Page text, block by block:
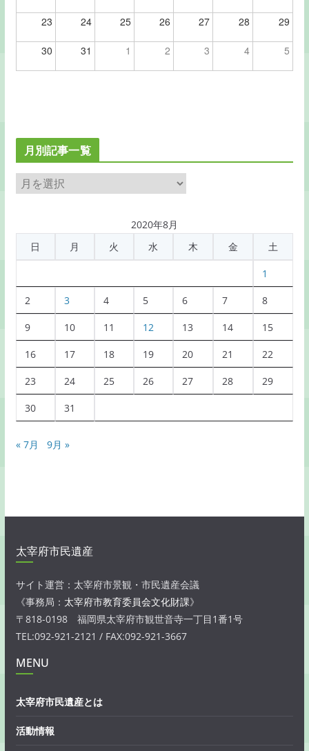
23 24 25 26 27 28 29
30 31 1 2 3 4 5
月別記事一覧
月
別
事
2020年8月
日
月 火 水 木 金 土
1
2 3 4 5 6 7 8
9 10 11 12 13 14 15
16 17 18 19 20 21 22
23 24 25 26 27 28 29
30 31
« 7月 9月 »
太宰府市民遺産
サイト運営：太宰府市景観・市民遺産会議
《事務局： 太宰府市教育委員会文化財課》
〒818-0198 福岡県太宰府市観世音寺一丁目1番1号
TEL:092-921-2121 / FAX:092-921-3667
MENU
太宰府市民遺産とは
活動情報